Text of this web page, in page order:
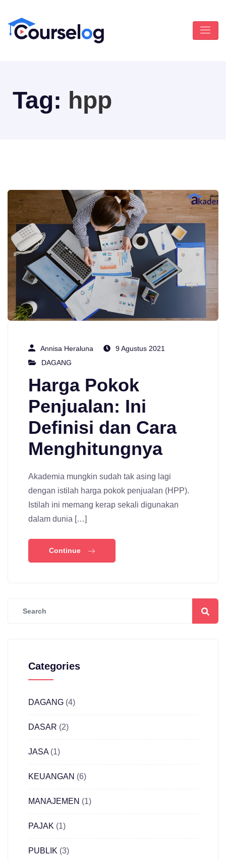
Tag: hpp
Annisa Heraluna
9 Agustus 2021
DAGANG
Harga Pokok
Penjualan: Ini
Definisi dan Cara
Menghitungnya
Akademia mungkin sudah tak asing lagi
dengan istilah harga pokok penjualan (HPP).
Istilah ini memang kerap sekali digunakan
dalam dunia […]
Continue
Categories
DAGANG (4)
DASAR (2)
JASA(1)
KEUANGAN (6)
MANAJEMEN (1)
PAJAK (1)
PUBLIK (3)